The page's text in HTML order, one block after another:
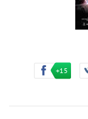
+15